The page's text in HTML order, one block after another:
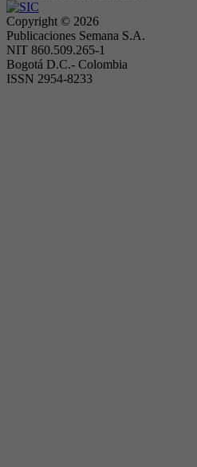
Copyright © 2026
Publicaciones Semana S.A.
NIT 860.509.265-1
Bogotá D.C.- Colombia
ISSN 2954-8233